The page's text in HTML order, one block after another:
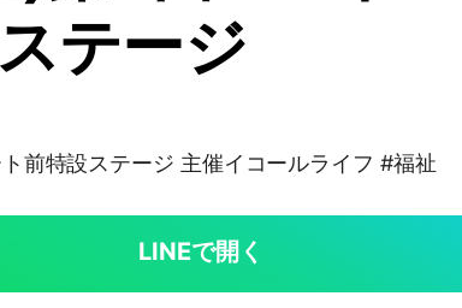
テージ
アピタ安城南店フードコート前特設ステージ 主催イコールライフ #福祉
LINEで開く